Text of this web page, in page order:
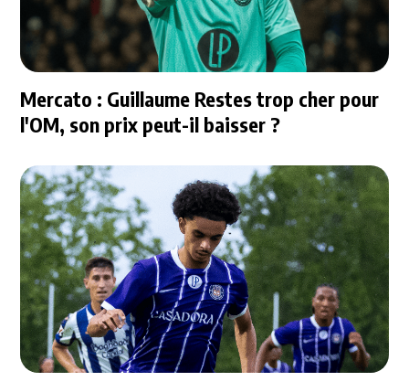
Mercato : Guillaume Restes trop cher pour
l'OM, son prix peut-il baisser ?